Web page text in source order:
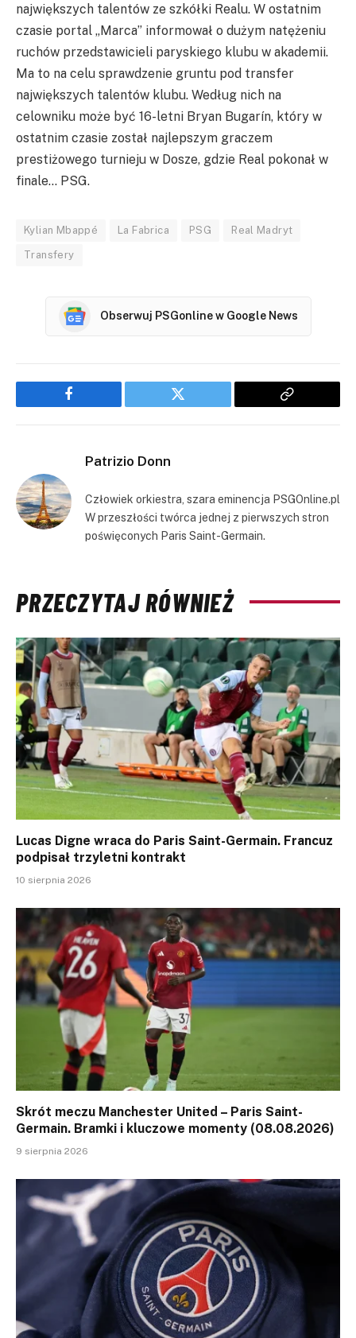
największych talentów ze szkółki Realu. W ostatnim
czasie portal „Marca” informował o dużym natężeniu
ruchów przedstawicieli paryskiego klubu w akademii.
Ma to na celu sprawdzenie gruntu pod transfer
największych talentów klubu. Według nich na
celowniku może być 16-letni Bryan Bugarín, który w
ostatnim czasie został najlepszym graczem
prestiżowego turnieju w Dosze, gdzie Real pokonał w
finale… PSG.
Kylian Mbappé La Fabrica PSG Real Madryt
Transfery
Obserwuj PSGonline w Google News
Facebook Twitter
Copy
Patrizio Donn
Człowiek orkiestra, szara eminencja PSGOnline.pl
W przeszłości twórca jednej z pierwszych stron
poświęconych Paris Saint-Germain.
PRZECZYTAJ RÓWNIEŻ
Lucas Digne wraca do Paris Saint-Germain. Francuz
podpisał trzyletni kontrakt
10 sierpnia 2026
Skrót meczu Manchester United – Paris Saint-
Germain. Bramki i kluczowe momenty (08.08.2026)
9 sierpnia 2026